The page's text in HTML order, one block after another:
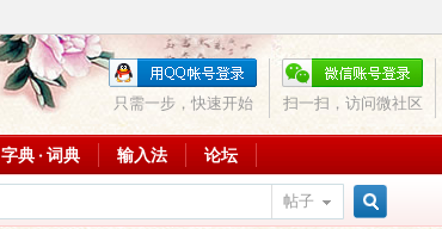
扫一扫，访问微社区
只需一步，快速开始
字典 · 词典 输入法 论坛
帖子